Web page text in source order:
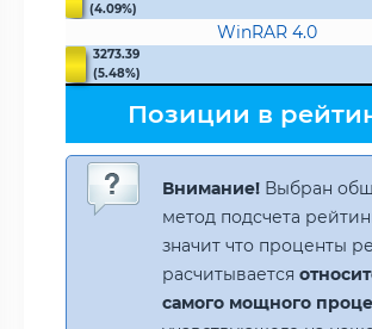
(4.09%)
WinRAR 4.0
3273.39
(5.48%)
Позиции в
Внимание! Выбран
метод подсчета
значит что проценты
расчитывается
самого мощного